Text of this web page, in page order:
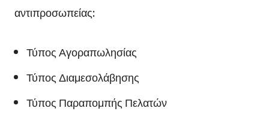
αντιπροσωπείας:
Τύπος Αγοραπωλησίας
Τύπος Διαμεσολάβησης
Τύπος Παραπομπής Πελατών